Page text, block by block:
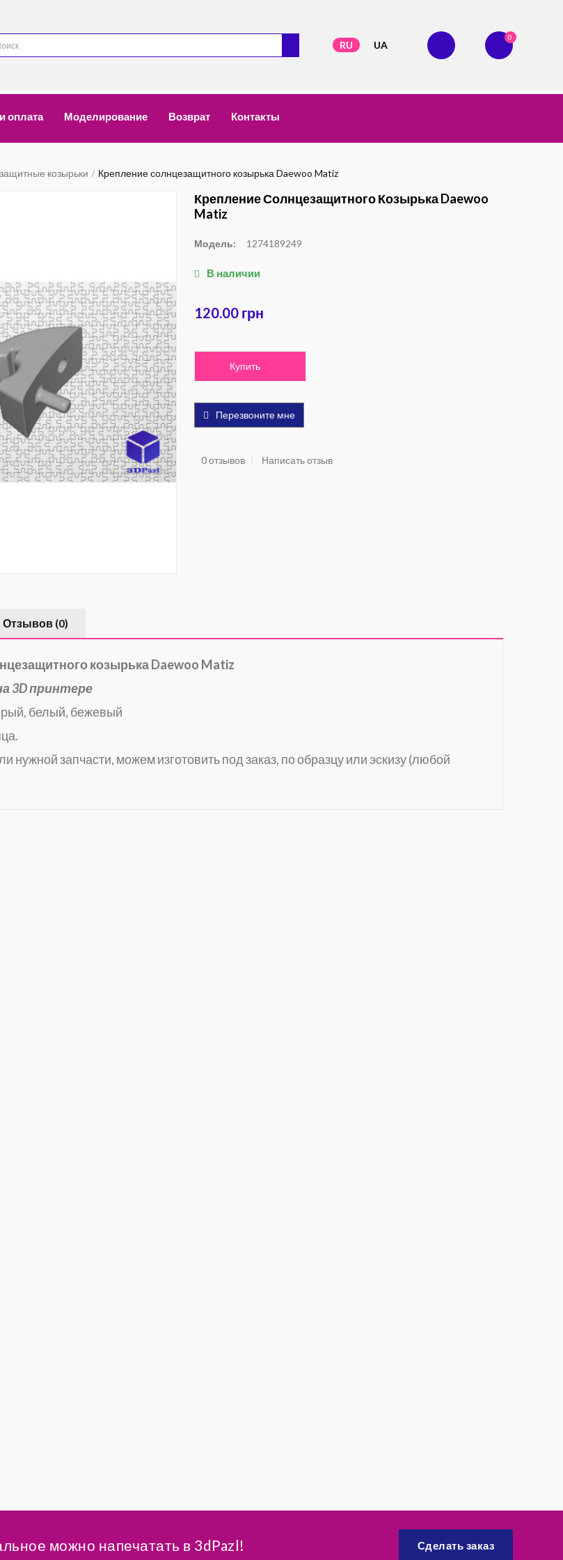
RU UA
0
оплата Моделирование Возврат Контакты
козырьки Крепление солнцезащитного козырька Daewoo Matiz
Крепление Солнцезащитного Козырька Daewoo
Matiz
Модель: 1274189249
В наличии
120.00 грн
Купить
Перезвоните мне
0 отзывов Написать отзыв
Отзывов (0)
козырька Daewoo Matiz
3D принтере
белый, бежевый
нужной запчасти, можем изготовить под заказ, по образцу или эскизу (любой
можно напечатать в 3dPazl! Сделать заказ